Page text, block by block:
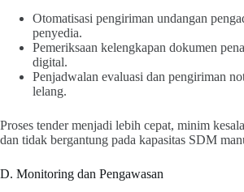
Otomatisasi pengiriman undangan
penyedia.
Pemeriksaan kelengkapan dokumen
digital.
Penjadwalan evaluasi dan pengiriman
lelang.
Proses tender menjadi lebih cepat, minim
dan tidak bergantung pada kapasitas SDM
D. Monitoring dan Pengawasan